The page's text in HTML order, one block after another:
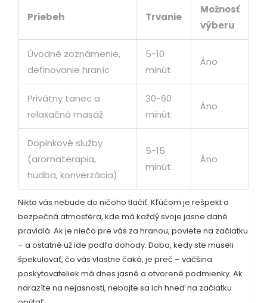
Priebeh Trvanie
Možnosť
výberu
Úvodné zoznámenie,
definovanie hraníc
5-10
minút
Áno
Privátny tanec a
relaxačná masáž
30-60
minút
Áno
Doplnkové služby
(aromaterapia,
hudba, konverzácia)
5-15
minút
Áno
Nikto vás nebude do ničoho tlačiť. Kľúčom je rešpekt a
bezpečná atmosféra, kde má každý svoje jasne dané
pravidlá. Ak je niečo pre vás za hranou, poviete na začiatku
– a ostatné už ide podľa dohody. Doba, kedy ste museli
špekulovať, čo vás vlastne čaká, je preč – väčšina
poskytovateliek má dnes jasné a otvorené podmienky. Ak
narazíte na nejasnosti, nebojte sa ich hneď na začiatku